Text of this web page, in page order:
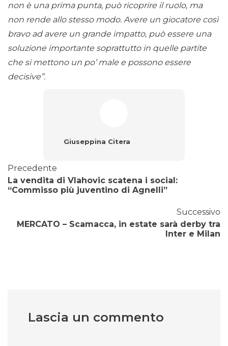
non è una prima punta, può ricoprire il ruolo, ma
non rende allo stesso modo. Avere un giocatore così
bravo ad avere un grande impatto, può essere una
soluzione importante soprattutto in quelle partite
che si mettono un po’ male e possono essere
decisive”.
Giuseppina Citera
Precedente
La vendita di Vlahovic scatena i social:
“Commisso più juventino di Agnelli”
Successivo
MERCATO – Scamacca, in estate sarà derby tra
Inter e Milan
Lascia un commento